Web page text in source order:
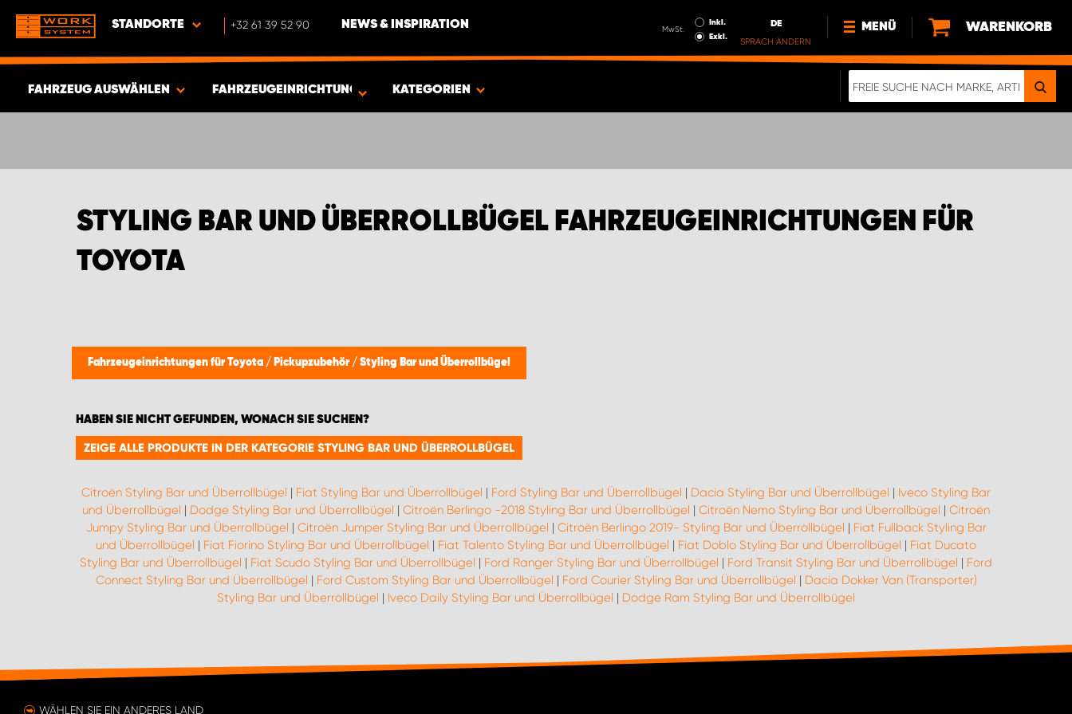
STANDORTE +32 61 39 52 90 NEWS & INSPIRATION MwSt.
Inkl.
Exkl.
DE
SPRACH ÄNDERN
MENÜ
NEWS
WARENKORB
FAHRZEUG AUSWÄHLEN
ARTIKEL
FAHRZEUGEINRICHTUNGEN FÜR TOYOTA
KATEGORIEN
STYLING BAR UND ÜBERROLLBÜGEL FAHRZEUGEINRICHTUNGEN FÜR
TOYOTA
Fahrzeugeinrichtungen für Toyota / Pickupzubehör / Styling Bar und Überrollbügel
HABEN SIE NICHT GEFUNDEN, WONACH SIE SUCHEN?
ZEIGE ALLE PRODUKTE IN DER KATEGORIE STYLING BAR UND ÜBERROLLBÜGEL
Citroën Styling Bar und Überrollbügel | Fiat Styling Bar und Überrollbügel | Ford Styling Bar und Überrollbügel | Dacia Styling Bar und Überrollbügel | Iveco Styling Bar
und Überrollbügel | Dodge Styling Bar und Überrollbügel | Citroën Berlingo -2018 Styling Bar und Überrollbügel | Citroën Nemo Styling Bar und Überrollbügel | Citroën
Jumpy Styling Bar und Überrollbügel | Citroën Jumper Styling Bar und Überrollbügel | Citroën Berlingo 2019- Styling Bar und Überrollbügel | Fiat Fullback Styling Bar
und Überrollbügel | Fiat Fiorino Styling Bar und Überrollbügel | Fiat Talento Styling Bar und Überrollbügel | Fiat Doblo Styling Bar und Überrollbügel | Fiat Ducato
Styling Bar und Überrollbügel | Fiat Scudo Styling Bar und Überrollbügel | Ford Ranger Styling Bar und Überrollbügel | Ford Transit Styling Bar und Überrollbügel | Ford
Connect Styling Bar und Überrollbügel | Ford Custom Styling Bar und Überrollbügel | Ford Courier Styling Bar und Überrollbügel | Dacia Dokker Van (Transporter)
Styling Bar und Überrollbügel | Iveco Daily Styling Bar und Überrollbügel | Dodge Ram Styling Bar und Überrollbügel
WÄHLEN SIE EIN ANDERES LAND